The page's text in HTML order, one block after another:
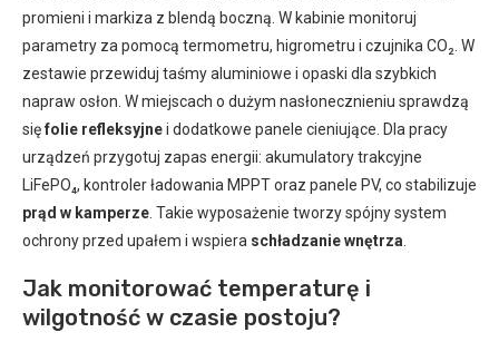
promieni i markiza z blendą boczną. W kabinie monitoruj
parametry za pomocą termometru, higrometru i czujnika CO₂. W
zestawie przewiduj taśmy aluminiowe i opaski dla szybkich
napraw osłon. W miejscach o dużym nasłonecznieniu sprawdzą
sięfolie refleksyjnei dodatkowe panele cieniujące. Dla pracy
urządzeń przygotuj zapas energii: akumulatory trakcyjne
LiFePO₄, kontroler ładowania MPPT oraz panele PV, co stabilizuje
prąd w kamperze . Takie wyposażenie tworzy spójny system
ochrony przed upałem i wspiera schładzanie wnętrza
Jak monitorować temperaturę i
wilgotność w czasie postoju?